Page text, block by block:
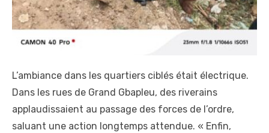
L’ambiance dans les quartiers ciblés était électrique.
Dans les rues de Grand Gbapleu, des riverains
applaudissaient au passage des forces de l’ordre,
saluant une action longtemps attendue. « Enfin,